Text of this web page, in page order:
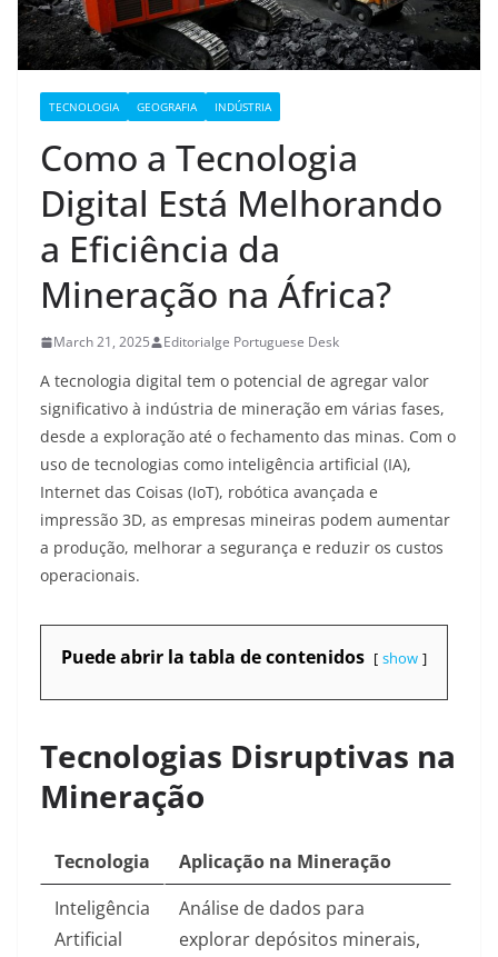
TECNOLOGIA GEOGRAFIA INDÚSTRIA
Como a Tecnologia
Digital Está Melhorando
a Eficiência da
Mineração na África?
March 21, 2025 Editorialge Portuguese Desk
A tecnologia digital tem o potencial de agregar valor
significativo à indústria de mineração em várias fases,
desde a exploração até o fechamento das minas. Com o
uso de tecnologias como inteligência artificial (IA),
Internet das Coisas (IoT), robótica avançada e
impressão 3D, as empresas mineiras podem aumentar
a produção, melhorar a segurança e reduzir os custos
operacionais.
Puede abrir la tabla de contenidos show
Tecnologias Disruptivas na
Mineração
Tecnologia
Aplicação na Mineração
Inteligência
Artificial
Análise de dados para
explorar depósitos minerais,